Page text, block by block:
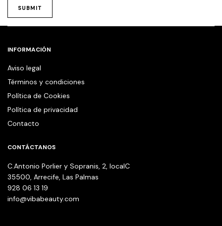
INFORMACIÓN
Aviso legal
Términos y condiciones
Política de Cookies
Política de privacidad
Contacto
CONTÁCTANOS
C.Antonio Porlier y Sopranis, 2, localC
35500, Arrecife, Las Palmas
928 06 13 19
info@vibabeauty.com